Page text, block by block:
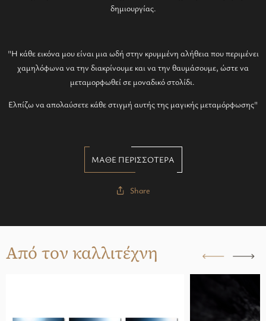
δημιουργίας.
"Η κάθε εικόνα μου είναι μια ωδή στην κρυμμένη αλήθεια που περιμένει
χαμηλόφωνα να την διακρίνουμε και να την θαυμάσουμε, ώστε να
μεταμορφωθεί σε μοναδικό στολίδι.
Ελπίζω να απολαύσετε κάθε στιγμή αυτής της μαγικής μεταμόρφωσης"
ΜΑΘΕ ΠΕΡΙΣΣΟΤΕΡΑ
Share
Από τον καλλιτέχνη